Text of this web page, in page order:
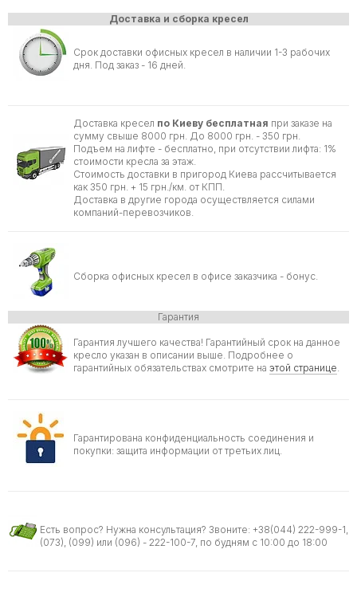
Доставка и сборка кресел
Срок доставки офисных кресел в наличии 1-3 рабочих
дня. Под заказ - 16 дней.
Доставка кресел по Киеву бесплатная при заказе на
сумму свыше 8000 грн. До 8000 грн. - 350 грн.
Подъем на лифте - бесплатно, при отсутствии лифта: 1%
стоимости кресла за этаж.
Стоимость доставки в пригород Киева рассчитывается
как 350 грн. + 15 грн./км. от КПП.
Доставка в другие города осуществляется силами
компаний-перевозчиков.
Сборка офисных кресел в офисе заказчика - бонус.
Гарантия
Гарантия лучшего качества! Гарантийный срок на данное
кресло указан в описании выше. Подробнее о
гарантийных обязательствах смотрите на этой странице
Гарантирована конфиденциальность соединения и
покупки: защита информации от третьих лиц.
Есть вопрос? Нужна консультация? Звоните: +38(044) 222-999-1,
(073), (099) или (096) - 222-100-7, по будням с 10:00 до 18:00